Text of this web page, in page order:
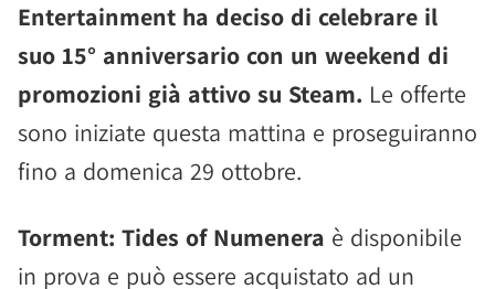
Entertainment ha deciso di celebrare il
suo 15° anniversario con un weekend di
promozioni già attivo su Steam. Le offerte
sono iniziate questa mattina e proseguiranno
fino a domenica 29 ottobre.
Torment: Tides of Numenera è disponibile
in prova e può essere acquistato ad un